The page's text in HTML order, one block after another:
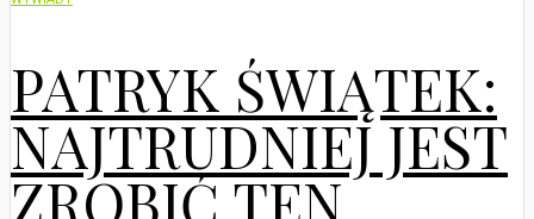
PATRYK ŚWIĄTEK:
NAJTRUDNIEJ JEST
ZROBIĆ TEN